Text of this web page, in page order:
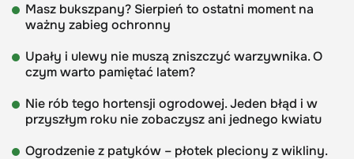
Masz bukszpany? Sierpień to ostatni moment na
ważny zabieg ochronny
Upały i ulewy nie muszą zniszczyć warzywnika. O
czym warto pamiętać latem?
Nie rób tego hortensji ogrodowej. Jeden błąd i w
przyszłym roku nie zobaczysz ani jednego kwiatu
Ogrodzenie z patyków – płotek pleciony z wikliny.